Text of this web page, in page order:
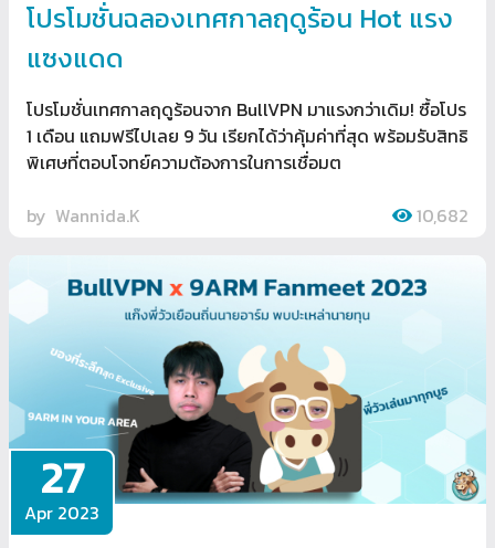
โปรโมชั่นฉลองเทศกาลฤดูร้อน Hot แรง
แซงแดด
โปรโมชั่นเทศกาลฤดูร้อนจาก BullVPN มาแรงกว่าเดิม! ซื้อโปร
1 เดือน แถมฟรีไปเลย 9 วัน เรียกได้ว่าคุ้มค่าที่สุด พร้อมรับสิทธิ
พิเศษที่ตอบโจทย์ความต้องการในการเชื่อมต
by Wannida.K 10,682
27
Apr 2023